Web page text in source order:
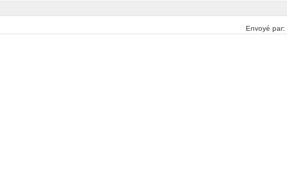
Envoyé par: